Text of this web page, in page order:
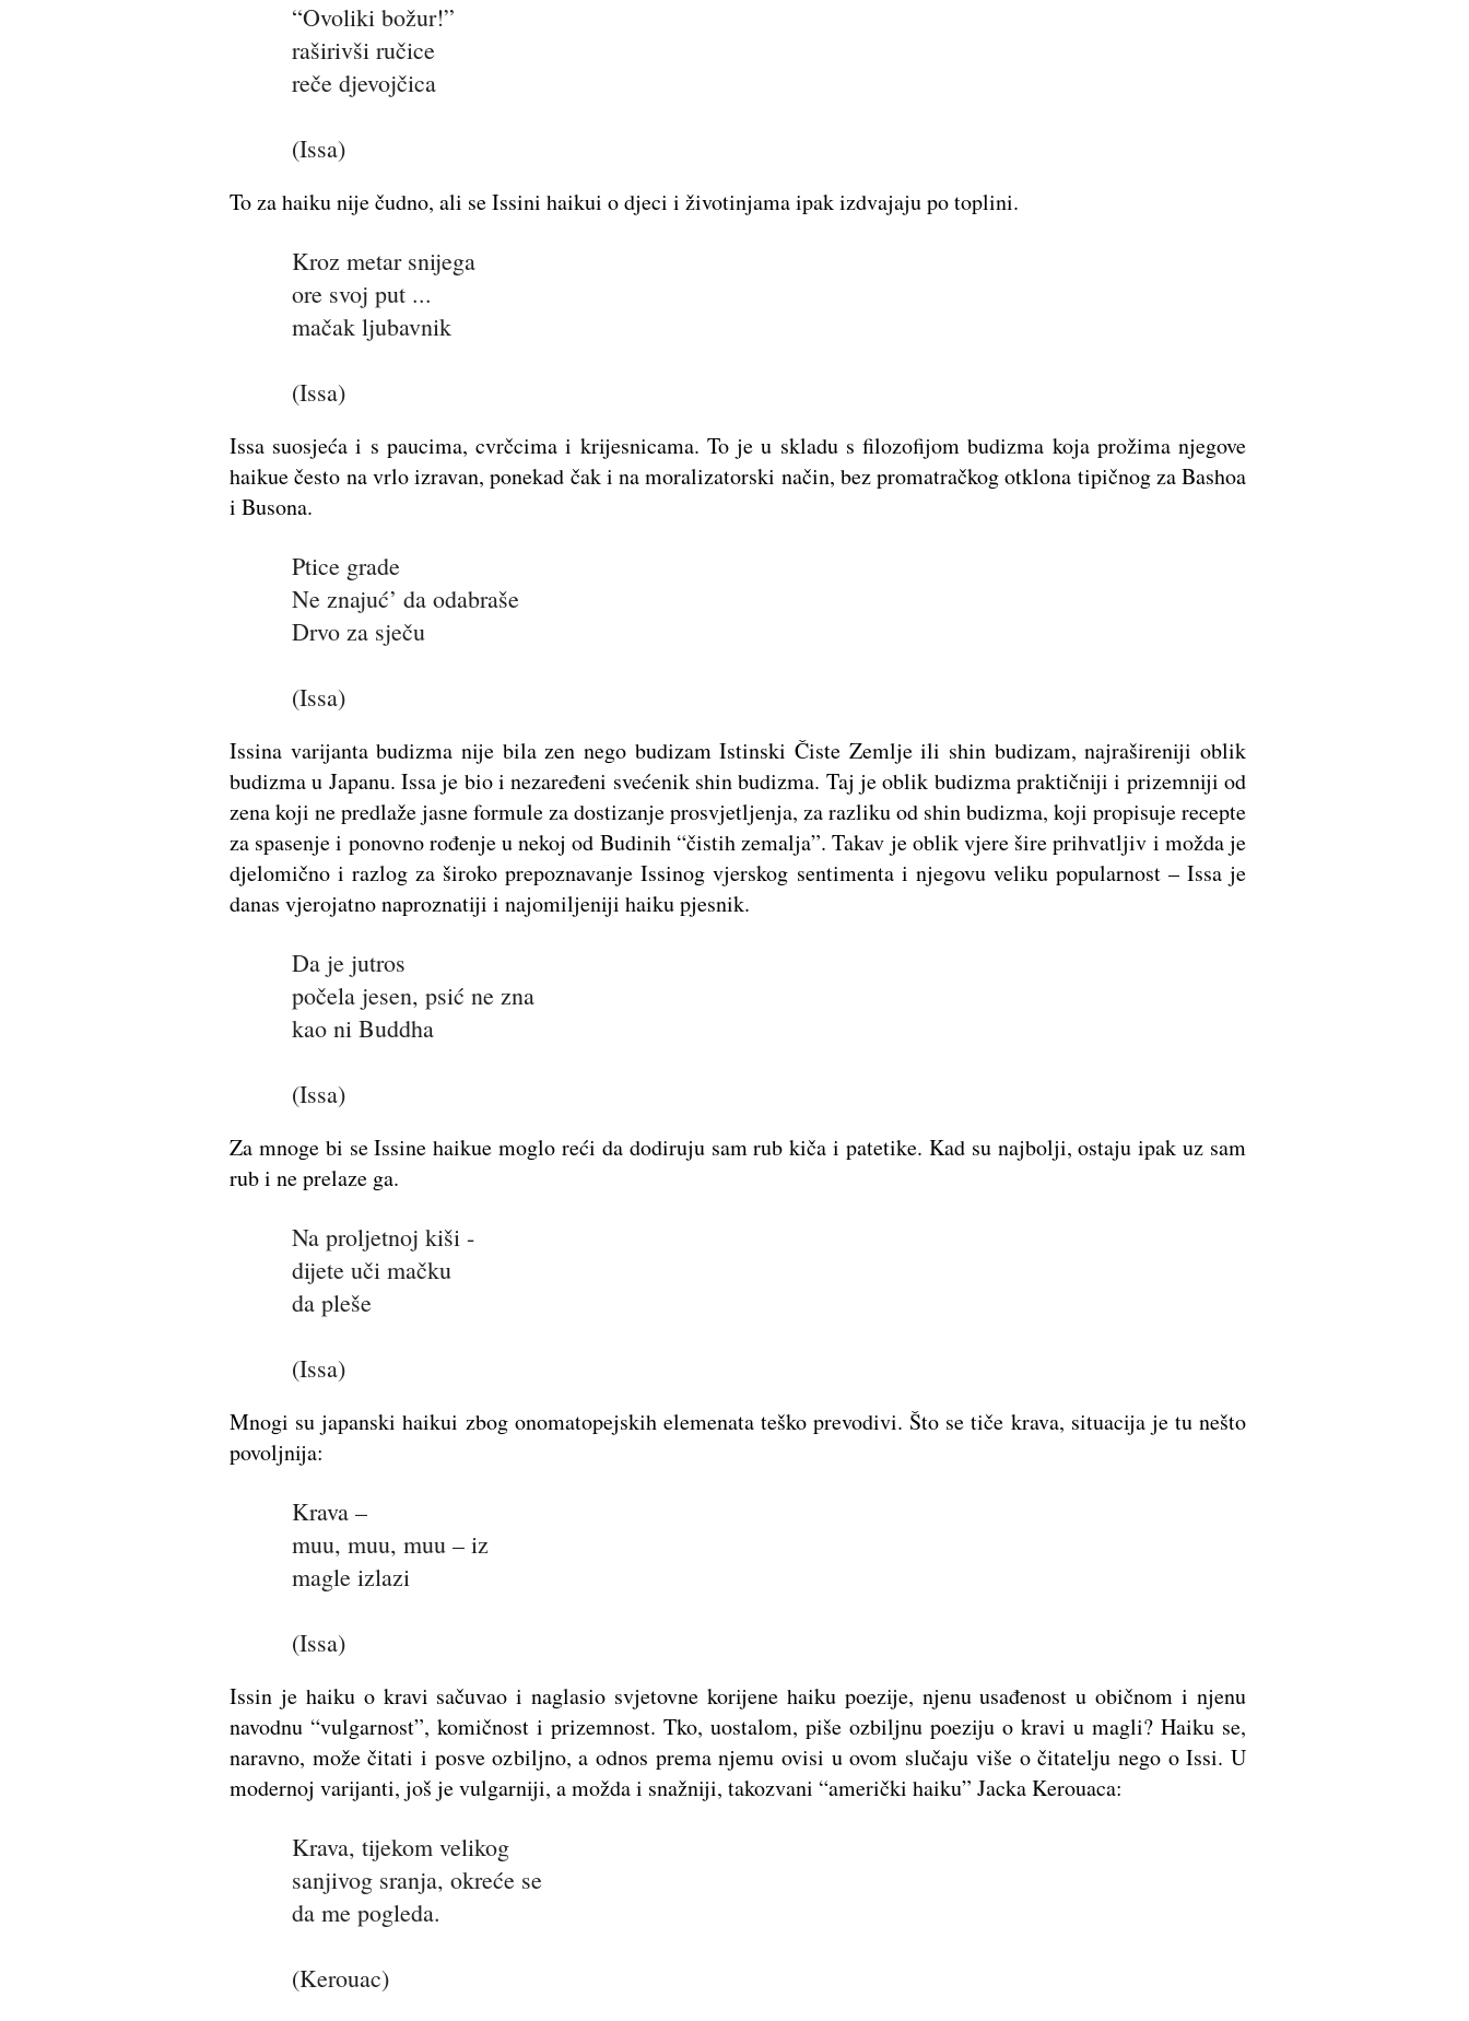
“Ovoliki božur!”
raširivši ručice
reče djevojčica
(Issa)
To za haiku nije čudno, ali se Issini haikui o djeci i životinjama ipak izdvajaju po toplini.
Kroz metar snijega
ore svoj put ...
mačak ljubavnik
(Issa)
Issa suosjeća i s paucima, cvrčcima i krijesnicama. To je u skladu s filozofijom budizma koja prožima njegove
haikue često na vrlo izravan, ponekad čak i na moralizatorski način, bez promatračkog otklona tipičnog za Bashoa
i Busona.
Ptice grade
Ne znajuć’ da odabraše
Drvo za sječu
(Issa)
Issina varijanta budizma nije bila zen nego budizam Istinski Čiste Zemlje ili shin budizam, najrašireniji oblik
budizma u Japanu. Issa je bio i nezaređeni svećenik shin budizma. Taj je oblik budizma praktičniji i prizemniji od
zena koji ne predlaže jasne formule za dostizanje prosvjetljenja, za razliku od shin budizma, koji propisuje recepte
za spasenje i ponovno rođenje u nekoj od Budinih “čistih zemalja”. Takav je oblik vjere šire prihvatljiv i možda je
djelomično i razlog za široko prepoznavanje Issinog vjerskog sentimenta i njegovu veliku popularnost – Issa je
danas vjerojatno naproznatiji i najomiljeniji haiku pjesnik.
Da je jutros
počela jesen, psić ne zna
kao ni Buddha
(Issa)
Za mnoge bi se Issine haikue moglo reći da dodiruju sam rub kiča i patetike. Kad su najbolji, ostaju ipak uz sam
rub i ne prelaze ga.
Na proljetnoj kiši -
dijete uči mačku
da pleše
(Issa)
Mnogi su japanski haikui zbog onomatopejskih elemenata teško prevodivi. Što se tiče krava, situacija je tu nešto
povoljnija:
Krava –
muu, muu, muu – iz
magle izlazi
(Issa)
Issin je haiku o kravi sačuvao i naglasio svjetovne korijene haiku poezije, njenu usađenost u običnom i njenu
navodnu “vulgarnost”, komičnost i prizemnost. Tko, uostalom, piše ozbiljnu poeziju o kravi u magli? Haiku se,
naravno, može čitati i posve ozbiljno, a odnos prema njemu ovisi u ovom slučaju više o čitatelju nego o Issi. U
modernoj varijanti, još je vulgarniji, a možda i snažniji, takozvani “američki haiku” Jacka Kerouaca:
Krava, tijekom velikog
sanjivog sranja, okreće se
da me pogleda.
(Kerouac)